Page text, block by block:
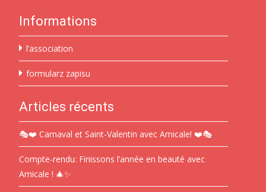
Informations
l’association
formularz zapisu
Articles récents
🎭❤️ Carnaval et Saint-Valentin avec Amicale! ❤️🎭
Compte-rendu: Finissons l’année en beauté avec
Amicale ! 🎄✨